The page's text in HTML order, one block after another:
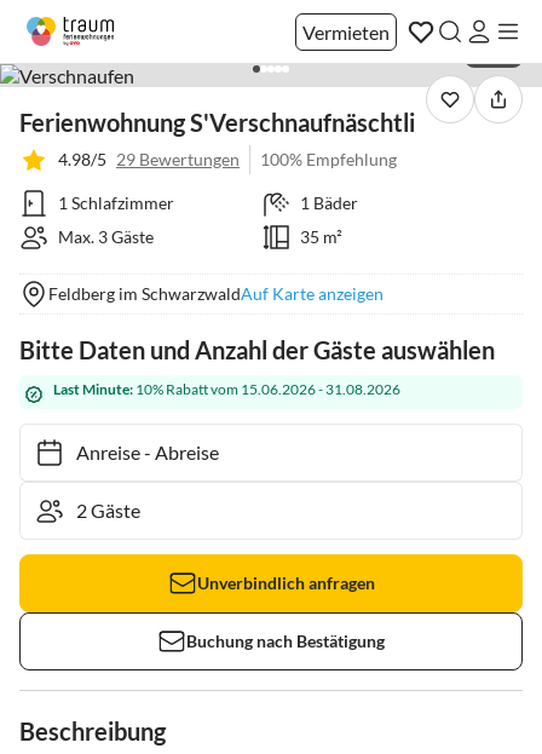
Vermieten
Ferienwohnung S'Verschnaufnäschtli
4.98/5 29 Bewertungen 100% Empfehlung
1 Schlafzimmer
1 Bäder
Max. 3 Gäste
35 m²
Feldberg im SchwarzwaldAuf Karte anzeigen
Bitte Daten und Anzahl der Gäste auswählen
Last Minute: 10% Rabatt vom 15.06.2026 - 31.08.2026
Anreise- Abreise
Unverbindlich anfragen
Buchung nach Bestätigung
Beschreibung